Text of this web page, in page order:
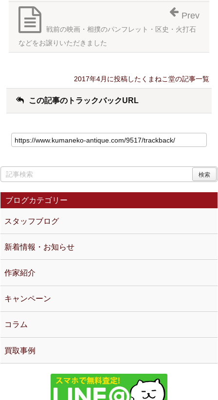
戦前の映画・相撲のパンフレット・区史・火打石
などをお譲りいただきました
Prev
2017年4月に投稿したくまねこ堂の記事一覧
この記事のトラックバックURL
ブログカテゴリー
スタッフブログ
新着情報・お知らせ
作家紹介
キャンペーン
コラム
買取事例